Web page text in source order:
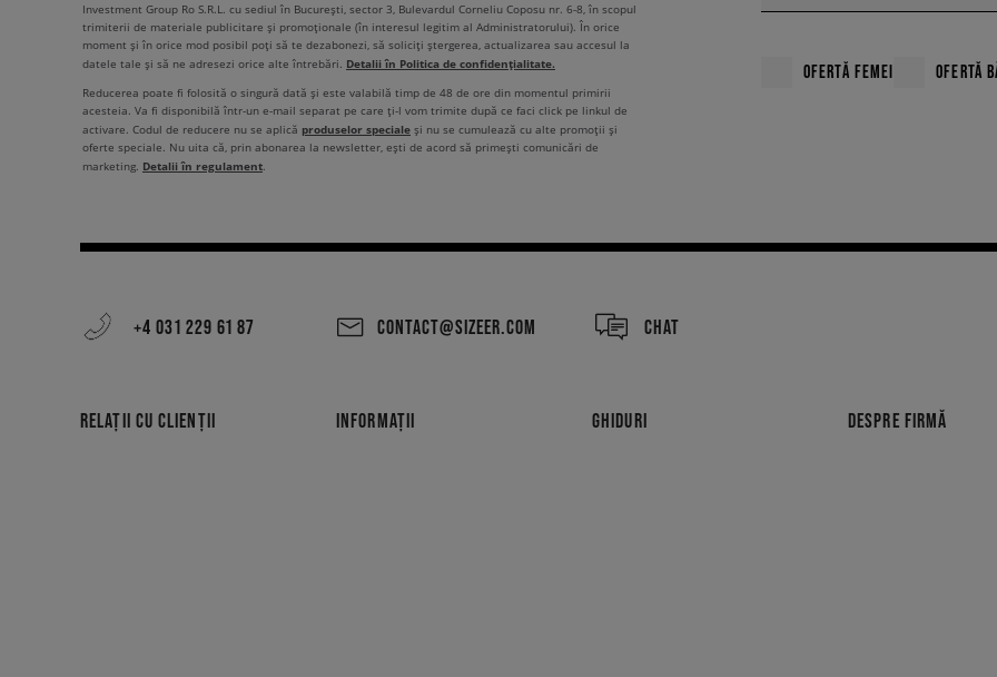
OFERTĂ FEMEI OFERTĂ
Investment Group Ro S.R.L. cu sediul în București, sector 3, Bulevardul Corneliu Coposu nr. 6-8, în scopul
trimiterii de materiale publicitare și promoționale (în interesul legitim al Administratorului). În orice
moment și în orice mod posibil poți să te dezabonezi, să soliciți ștergerea, actualizarea sau accesul la
datele tale și să ne adresezi orice alte întrebări. Detalii în Politica de confidențialitate.
Reducerea poate fi folosită o singură dată și este valabilă timp de 48 de ore din momentul primirii
acesteia. Va fi disponibilă într-un e-mail separat pe care ți-l vom trimite după ce faci click pe linkul de
activare. Codul de reducere nu se aplică produselor speciale și nu se cumulează cu alte promoții și
oferte speciale. Nu uita că, prin abonarea la newsletter, ești de acord să primești comunicări de
marketing. Detalii în regulament.
+4 031 229 61 87 CONTACT@SIZEER.COM CHAT
RELAȚII CU CLIENȚII INFORMAȚII GHIDURI DESPRE FIRMĂ